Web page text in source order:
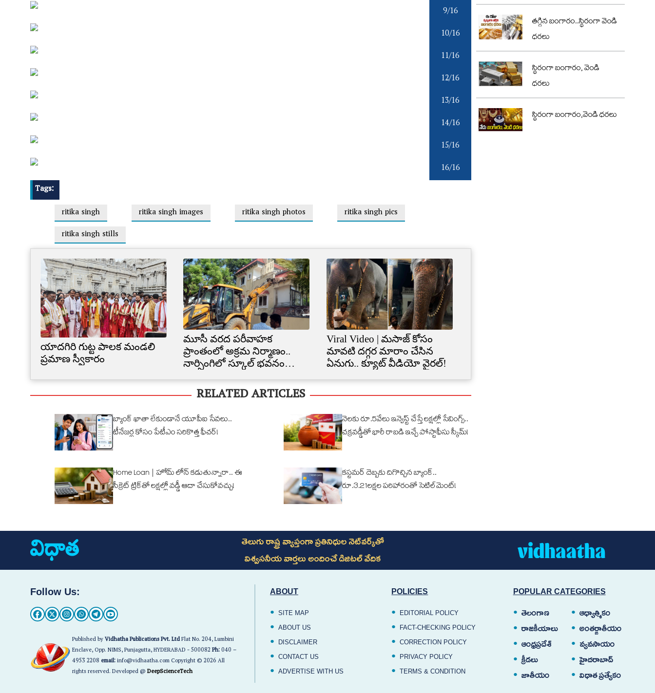
9/16
10/16
11/16
12/16
13/16
14/16
15/16
16/16
Tags:
ritika singh
ritika singh images ritika singh photos
ritika singh pics
ritika singh stills
యాదగిరి గుట్ట పాలక మండలి
ప్రమాణ స్వీకారం
మూసీ వరద పరీవాహక
ప్రాంతంలో అక్రమ నిర్మాణం..
నార్సింగిలో స్కూల్‌ భవనం
Viral Video | మసాజ్ కోసం
మావటి దగ్గర మారాం చేసిన
ఏనుగు.. క్యూట్ వీడియో వైరల్!
RELATED ARTICLES
బ్యాంక్ ఖాతా లేకుండానే యూపీఐ సేవలు..
టీనేజర్ల కోసం పేటీఎం సరికొత్త ఫీచర్!
నెలకు రూ.5వేలు ఇన్వెస్ట్ చేస్తే లక్షల్లో సేవింగ్స్..
చక్రవడ్డీతో భారీ రాబడి ఇచ్చే పోస్టాఫీసు స్కీమ్!
Home Loan | హోమ్ లోన్ కడుతున్నారా.. ఈ
సీక్రెట్ ట్రిక్‌తో లక్షల్లో వడ్డీ ఆదా చేసుకోవచ్చు!
కస్టమర్ దెబ్బకు దిగొచ్చిన బ్యాంక్..
రూ.3.21లక్షల పరిహారంతో సెటిల్‌మెంట్!
తగ్గిన బంగారం..స్థిరంగా వెండి
ధరలు
స్థిరంగా బంగారం, వెండి
ధరలు
స్థిరంగా బంగారం,వెండి ధరలు
తెలుగు రాష్ట్ర వ్యాప్తంగా ప్రతినిధుల నెట్‌వర్క్‌తో
విశ్వసనీయ వార్తలు అందించే డిజిటల్ వేదిక
Follow Us:
Published byVidhatha Publications Pvt. LtdFlat No. 204, Lumbini
Enclave, Opp. NIMS, Punjagutta, HYDERABAD - 500082Ph:040 –
4953 2208 email:info@vidhaatha.com Copyright © 2026 All
rights reserved. Developed @DeepScienceTech
ABOUT
SITE MAP
ABOUT US
DISCLAIMER
CONTACT US
ADVERTISE WITH US
POLICIES
EDITORIAL POLICY
FACT-CHECKING POLICY
CORRECTION POLICY
PRIVACY POLICY
TERMS & CONDITION
POPULAR CATEGORIES
తెలంగాణ
ఆధ్యాత్మికం
రాజకీయాలు
అంతర్జాతీయం
ఆంధ్రప్రదేశ్
వ్యవసాయం
క్రీడలు
హైదరాబాద్
జాతీయం
విధాత ప్రత్యేకం